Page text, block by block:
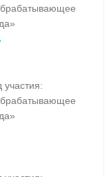
участия: